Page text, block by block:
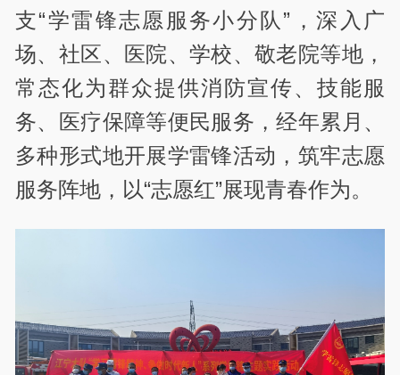
支“学雷锋志愿服务小分队”，深入广
场、社区、医院、学校、敬老院等地，
常态化为群众提供消防宣传、技能服
务、医疗保障等便民服务，经年累月、
多种形式地开展学雷锋活动，筑牢志愿
服务阵地，以“志愿红”展现青春作为。